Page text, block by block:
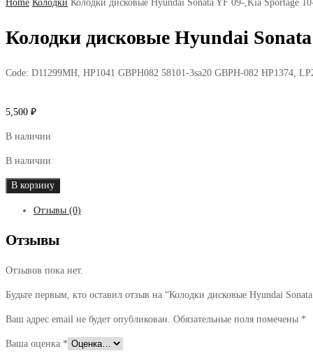
Home Колодки Колодки дисковые Hyundai Sonata YF 09-,Kia Sportage
Колодки дисковые Hyundai
Code: D11299MH, HP1041 GBPH082 58101-3sa20 GBPH-082 HP1374,
5,500 ₽
В наличии
В наличии
Количество
Колодки
Hyundai
YF
Sportage
10-
В корзину
Отзывы (0)
Отзывы
Отзывов пока нет.
Будьте первым, кто оставил отзыв на “Колодки дисковые Hyundai
Ваш адрес email не будет опубликован. Обязательные поля помечены *
Ваша оценка *